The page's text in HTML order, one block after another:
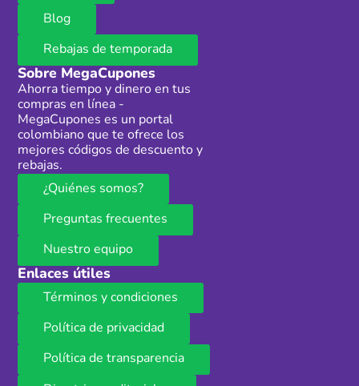
Blog
Rebajas de temporada
Sobre MegaCupones
Ahorra tiempo y dinero en tus
compras en línea -
MegaCupones es un portal
colombiano que te ofrece los
mejores códigos de descuento y
rebajas.
¿Quiénes somos?
Preguntas frecuentes
Nuestro equipo
Enlaces útiles
Términos y condiciones
Política de privacidad
Política de transparencia